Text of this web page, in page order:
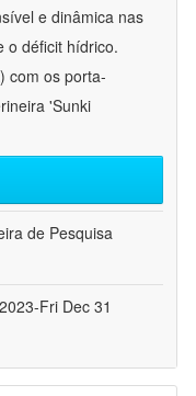
e dinâmica nas
o déficit hídrico.
com os porta-
'Sunki
de Pesquisa
Fri Dec 31